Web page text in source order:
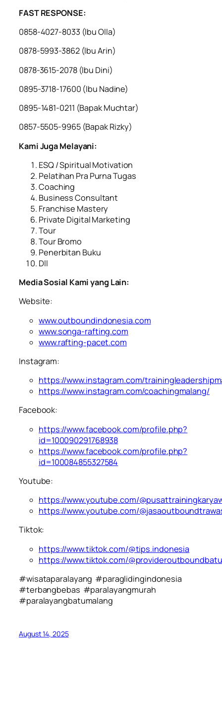
FAST RESPONSE:
0858-4027-8033 (lbu Olla)
0878-5993-3862 (lbu Arin)
0878-3615-2078 (lbu Dini)
0895-3718-17600 (Ibu Nadine)
0895-1481-0211 (Bapak Muchtar)
0857-5505-9965 (Bapak Rizky)
Kami Juga Melayani:
ESQ / Spiritual Motivation
Pelatihan Pra Purna Tugas
Coaching
Business Consultant
Franchise Mastery
Private Digital Marketing
Tour
Tour Bromo
Penerbitan Buku
Dll
Media Sosial Kami yang Lain:
Website:
www.outboundindonesia.com
www.songa-rafting.com
www.rafting-pacet.com
Instagram:
https://www.instagram.com/
https://www.instagram.com/coachingmalang/
Facebook:
https://www.facebook.com/profile.php?
id=100090291768938
https://www.facebook.com/profile.php?
id=100084855327584
Youtube:
https://www.youtube.com/
https://www.youtube.com/
Tiktok:
https://www.tiktok.com/@tips.indonesia
https://www.tiktok.com/@provideroutboundbatu
#wisataparalayang #paraglidingindonesia
#terbangbebas #paralayangmurah
#paralayangbatumalang
August 14, 2025